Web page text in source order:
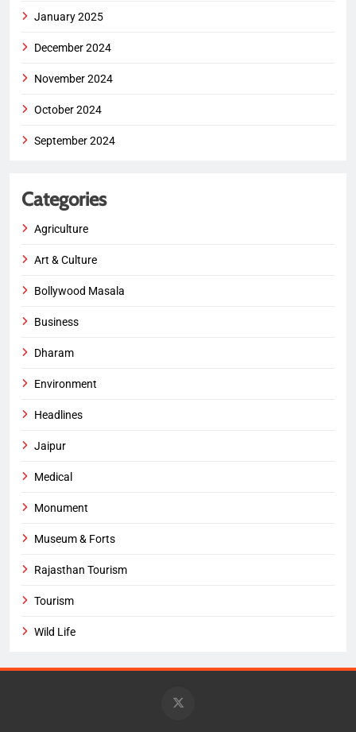
January 2025
December 2024
November 2024
October 2024
September 2024
Categories
Agriculture
Art & Culture
Bollywood Masala
Business
Dharam
Environment
Headlines
Jaipur
Medical
Monument
Museum & Forts
Rajasthan Tourism
Tourism
Wild Life